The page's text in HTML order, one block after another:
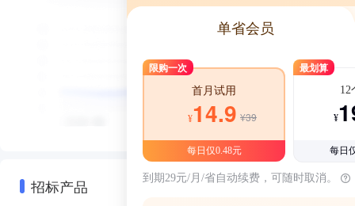
招标产品
单省会员
限购一次
首月试用
¥14.9 ¥39
每日仅0.48元
最划算
12
¥
每日
到期29元/月/省自动续费，可随时取消。